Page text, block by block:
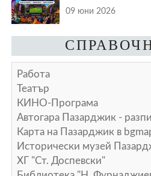
09 юни 2026
Работа
Театър
КИНО-Програма
Автогара Пазарджик -
Карта на Пазарджик в
Исторически музей
ХГ "Ст. Доспевски"